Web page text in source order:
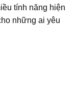
tính năng hiện
những ai yêu